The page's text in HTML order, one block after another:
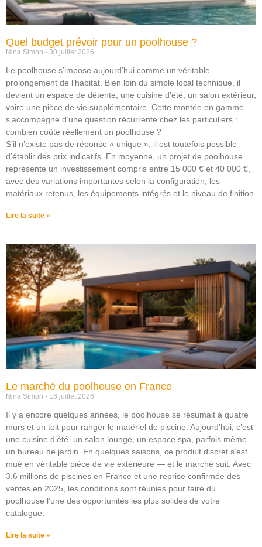
Quel budget prévoir pour un poolhouse ?
Nina Simon 30 juillet 2026
Le poolhouse s’impose aujourd’hui comme un véritable
prolongement de l’habitat. Bien loin du simple local technique, il
devient un espace de détente, une cuisine d’été, un salon extérieur,
voire une pièce de vie supplémentaire. Cette montée en gamme
s’accompagne d’une question récurrente chez les particuliers :
combien coûte réellement un poolhouse ?
S’il n’existe pas de réponse « unique », il est toutefois possible
d’établir des prix indicatifs. En moyenne, un projet de poolhouse
représente un investissement compris entre 15 000 € et 40 000 €,
avec des variations importantes selon la configuration, les
matériaux retenus, les équipements intégrés et le niveau de finition.
Lire la suite »
Le marché du poolhouse en France
Nina Simon 16 juillet 2026
Il y a encore quelques années, le poolhouse se résumait à quatre
murs et un toit pour ranger le matériel de piscine. Aujourd’hui, c’est
une cuisine d’été, un salon lounge, un espace spa, parfois même
un bureau de jardin. En quelques saisons, ce produit discret s’est
mué en véritable pièce de vie extérieure — et le marché suit. Avec
3,6 millions de piscines en France et une reprise confirmée des
ventes en 2025, les conditions sont réunies pour faire du
poolhouse l’une des opportunités les plus solides de votre
catalogue.
Lire la suite »